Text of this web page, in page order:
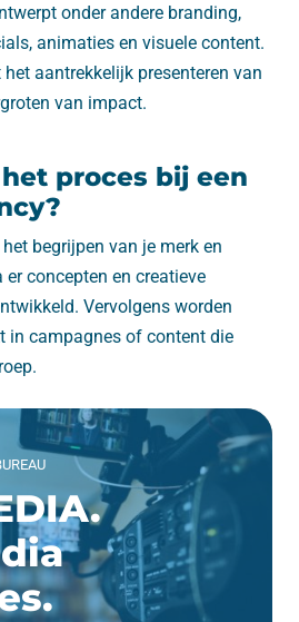
onder andere branding,
animaties en visuele content.
aantrekkelijk presenteren van
van impact.
proces bij een
begrijpen van je merk en
concepten en creatieve
Vervolgens worden
in campagnes of content die